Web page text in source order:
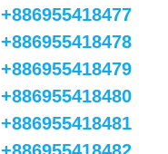
+886955418477
+886955418478
+886955418479
+886955418480
+886955418481